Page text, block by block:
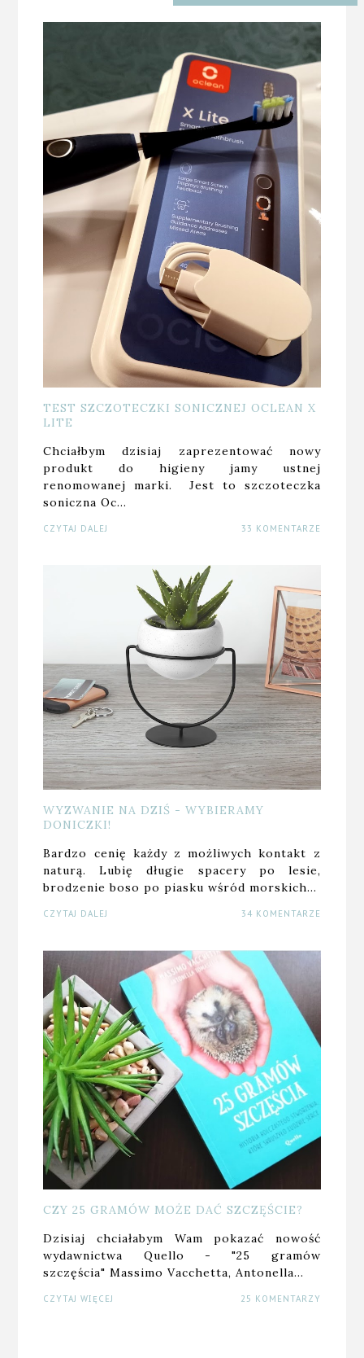
TEST SZCZOTECZKI SONICZNEJ OCLEAN X
LITE
Chciałbym dzisiaj zaprezentować nowy
produkt do higieny jamy ustnej
renomowanej marki. Jest to szczoteczka
soniczna Oc…
CZYTAJ DALEJ 33 KOMENTARZE
WYZWANIE NA DZIŚ - WYBIERAMY
DONICZKI!
Bardzo cenię każdy z możliwych kontakt z
naturą. Lubię długie spacery po lesie,
brodzenie boso po piasku wśród morskich…
CZYTAJ DALEJ 34 KOMENTARZE
CZY 25 GRAMÓW MOŻE DAĆ SZCZĘŚCIE?
Dzisiaj chciałabym Wam pokazać nowość
wydawnictwa Quello - "25 gramów
szczęścia" Massimo Vacchetta, Antonella…
CZYTAJ WIĘCEJ 25 KOMENTARZY